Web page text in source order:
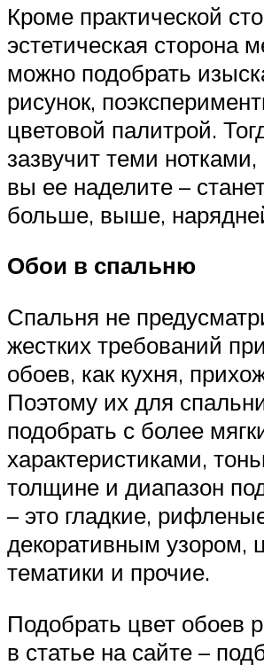
Кроме практической
эстетическая сторона
можно подобрать
рисунок,
цветовой палитрой.
зазвучит теми
вы ее наделите –
больше, выше,
Обои в спальню
Спальня не
жестких требований
обоев, как кухня,
Поэтому их для
подобрать с более
характеристиками,
толщине и диапазон
– это гладкие,
декоративным узором,
тематики и прочие.
Подобрать цвет обоев
в статье на сайте –